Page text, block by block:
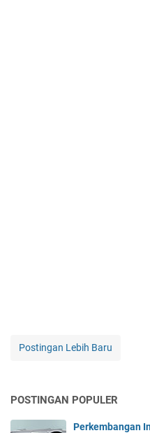
Postingan Lebih Baru
POSTINGAN POPULER
Perkembangan